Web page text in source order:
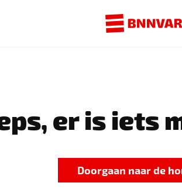
er is iets
Doorgaan naar de